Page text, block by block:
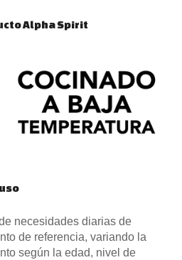
Alpha Spirit
necesidades diarias de
de referencia, variando la
según la edad, nivel de